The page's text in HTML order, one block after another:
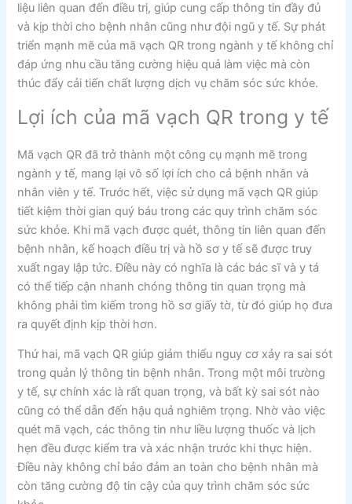
liệu liên quan đến điều trị, giúp cung cấp thông tin đầy đủ
và kịp thời cho bệnh nhân cũng như đội ngũ y tế. Sự phát
triển mạnh mẽ của mã vạch QR trong ngành y tế không chỉ
đáp ứng nhu cầu tăng cường hiệu quả làm việc mà còn
thúc đẩy cải tiến chất lượng dịch vụ chăm sóc sức khỏe.
Lợi ích của mã vạch QR trong y tế
Mã vạch QR đã trở thành một công cụ mạnh mẽ trong
ngành y tế, mang lại vô số lợi ích cho cả bệnh nhân và
nhân viên y tế. Trước hết, việc sử dụng mã vạch QR giúp
tiết kiệm thời gian quý báu trong các quy trình chăm sóc
sức khỏe. Khi mã vạch được quét, thông tin liên quan đến
bệnh nhân, kế hoạch điều trị và hồ sơ y tế sẽ được truy
xuất ngay lập tức. Điều này có nghĩa là các bác sĩ và y tá
có thể tiếp cận nhanh chóng thông tin quan trọng mà
không phải tìm kiếm trong hồ sơ giấy tờ, từ đó giúp họ đưa
ra quyết định kịp thời hơn.
Thứ hai, mã vạch QR giúp giảm thiểu nguy cơ xảy ra sai sót
trong quản lý thông tin bệnh nhân. Trong một môi trường
y tế, sự chính xác là rất quan trọng, và bất kỳ sai sót nào
cũng có thể dẫn đến hậu quả nghiêm trọng. Nhờ vào việc
quét mã vạch, các thông tin như liều lượng thuốc và lịch
hẹn đều được kiểm tra và xác nhận trước khi thực hiện.
Điều này không chỉ bảo đảm an toàn cho bệnh nhân mà
còn tăng cường độ tin cậy của quy trình chăm sóc sức